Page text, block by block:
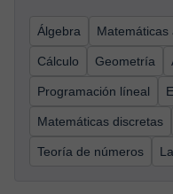
Álgebra Matemáticas
Cálculo Geometría
Programación líneal
Matemáticas discretas
Teoría de números